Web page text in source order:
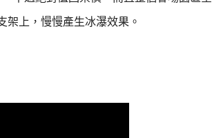
架上，慢慢產生冰瀑效果。